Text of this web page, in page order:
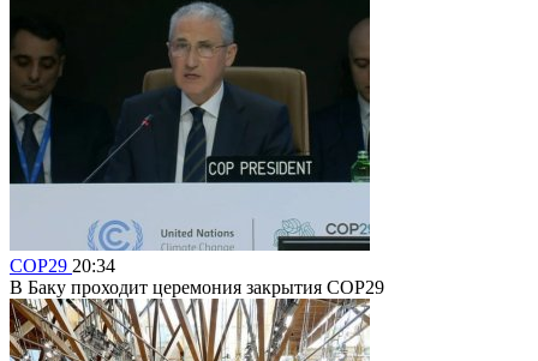
COP29 20:34
В Баку проходит церемония закрытия COP29